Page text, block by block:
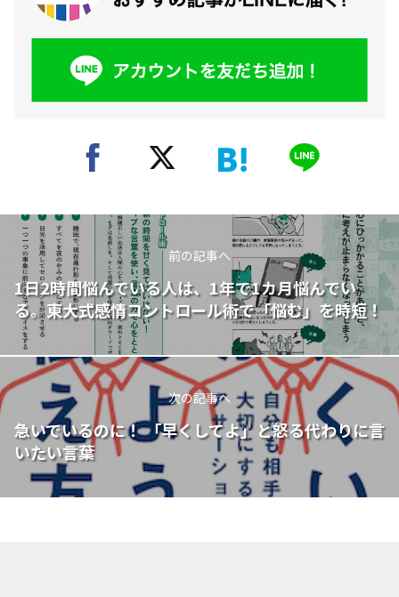
前の記事へ
1日2時間悩んでいる人は、1年で1カ月悩んでい
る。東大式感情コントロール術で「悩む」を時短！
次の記事へ
急いでいるのに！ 「早くしてよ」と怒る代わりに言
いたい言葉